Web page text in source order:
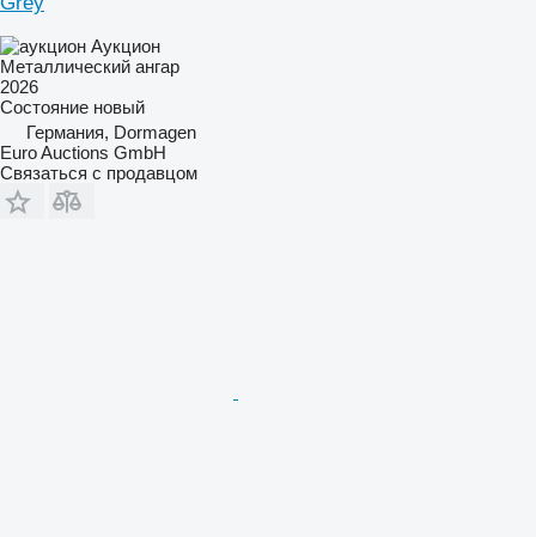
Аукцион
Металлический ангар
2026
Состояние новый
Германия, Dormagen
Euro Auctions GmbH
Связаться с продавцом